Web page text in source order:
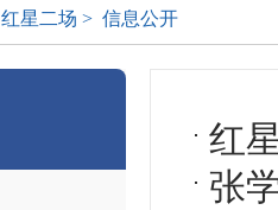
红星二场 > 信息公开
红
张